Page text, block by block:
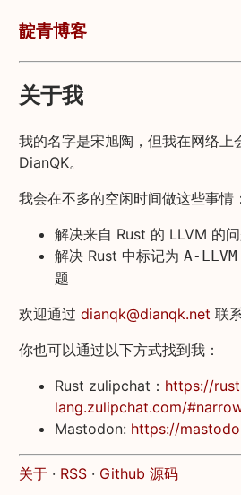
靛青博客
关于我
我的名字是宋旭陶，但我在网络
DianQK。
我会在不多的空闲时间做这些事情：
解决来自 Rust 的 LLVM 的
解决 Rust 中标记为 A-LLVM
题
欢迎通过 dianqk@dianqk.net 联
你也可以通过以下方式找到我：
Rust zulipchat： https://
lang.zulipchat.com/
Mastodon: https://
关于 · RSS · Github 源码